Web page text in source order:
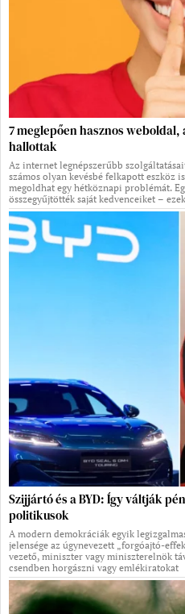
7 meglepően hasznos
hallottak
Az internet legnépszerűbb
számos olyan kevésbé felkapott eszköz
megoldhat egy hétköznapi problémát.
összegyűjtötték saját kedvenceiket – ezek
Szijjártó és a BYD: Így váltják
politikusok
A modern demokráciák egyik
jelensége az úgynevezett „forgóajtó-
vezető, miniszter vagy miniszterelnök
csendben horgászni vagy emlékiratokat